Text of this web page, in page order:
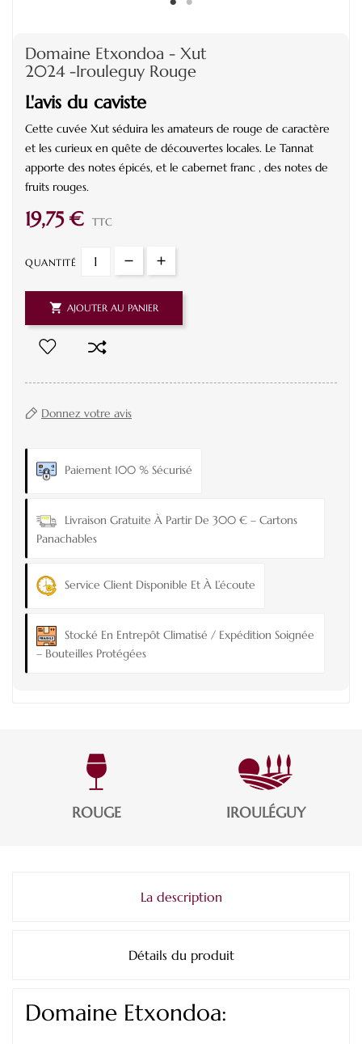
Domaine Etxondoa - Xut
2024 -Irouleguy Rouge
L'avis du caviste
Cette cuvée Xut séduira les amateurs de rouge de caractère
et les curieux en quête de découvertes locales. Le Tannat
apporte des notes épicés, et le cabernet franc , des notes de
fruits rouges.
19,75 € TTC
QUANTITÉ
 AJOUTER AU PANIER
Donnez votre avis
Paiement 100 % Sécurisé
Livraison Gratuite À Partir De 300 € – Cartons
Panachables
Service Client Disponible Et À L’écoute
Stocké En Entrepôt Climatisé / Expédition Soignée
– Bouteilles Protégées
ROUGE IROULÉGUY
La description
Détails du produit
Domaine Etxondoa: